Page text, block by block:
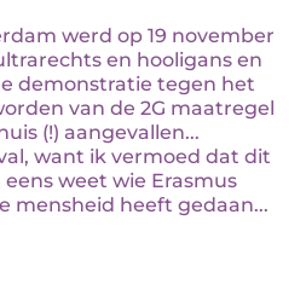
werd op 19 november
en hooligans en
demonstratie tegen het
van de 2G maatregel
(!) aangevallen...
want ik vermoed dat dit
weet wie Erasmus
mensheid heeft gedaan...